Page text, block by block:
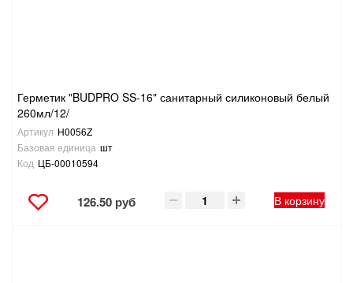
ЭЛЕКТРОМОНТАЖНЫЕ ТОВАРЫ, СВЕТОТЕХНИКА
Герметик "BUDPRO SS-16" санитарный силиконовый белый
260мл/12/
Артикул H0056Z
Базовая единица шт
Код ЦБ-00010594
126.50 руб В корзину